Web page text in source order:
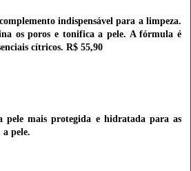
indispensável para a limpeza.
os poros e tonifica a pele. A fórmula é
cítricos.R$ 55,90
mais protegida e hidratada para as
a pele.